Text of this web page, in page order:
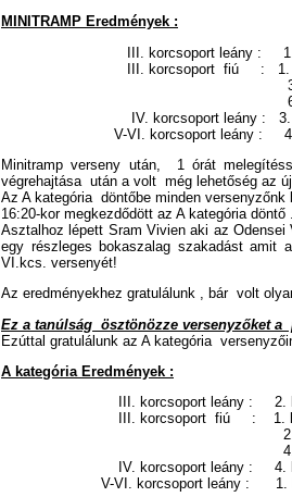
MINITRAMP Eredmények :
III. korcsoport leány : 1.
III. korcsoport fiú : 1. hely
3. hely Barsi
6. hely
IV. korcsoport leány : 3.
V-VI. korcsoport leány : 4.
Minitramp verseny után, 1 órát
végrehajtása után a volt még lehetőség az
Az A kategória döntőbe minden versenyzőnk
16:20-kor megkezdődött az A kategória döntő .
Asztalhoz lépett Sram Vivien aki az
egy részleges bokaszalag szakadást amit
VI.kcs. versenyét!
Az eredményekhez gratulálunk , bár volt
Ez a tanúlság ösztönözze versenyzőket
Ezúttal gratulálunk az A kategória
A kategória Eredmények :
III. korcsoport leány : 2. hely
III. korcsoport fiú : 1. hely
2. hely Barsi
4. hely Papp
IV. korcsoport leány : 4. hely
V-VI. korcsoport leány : 1.